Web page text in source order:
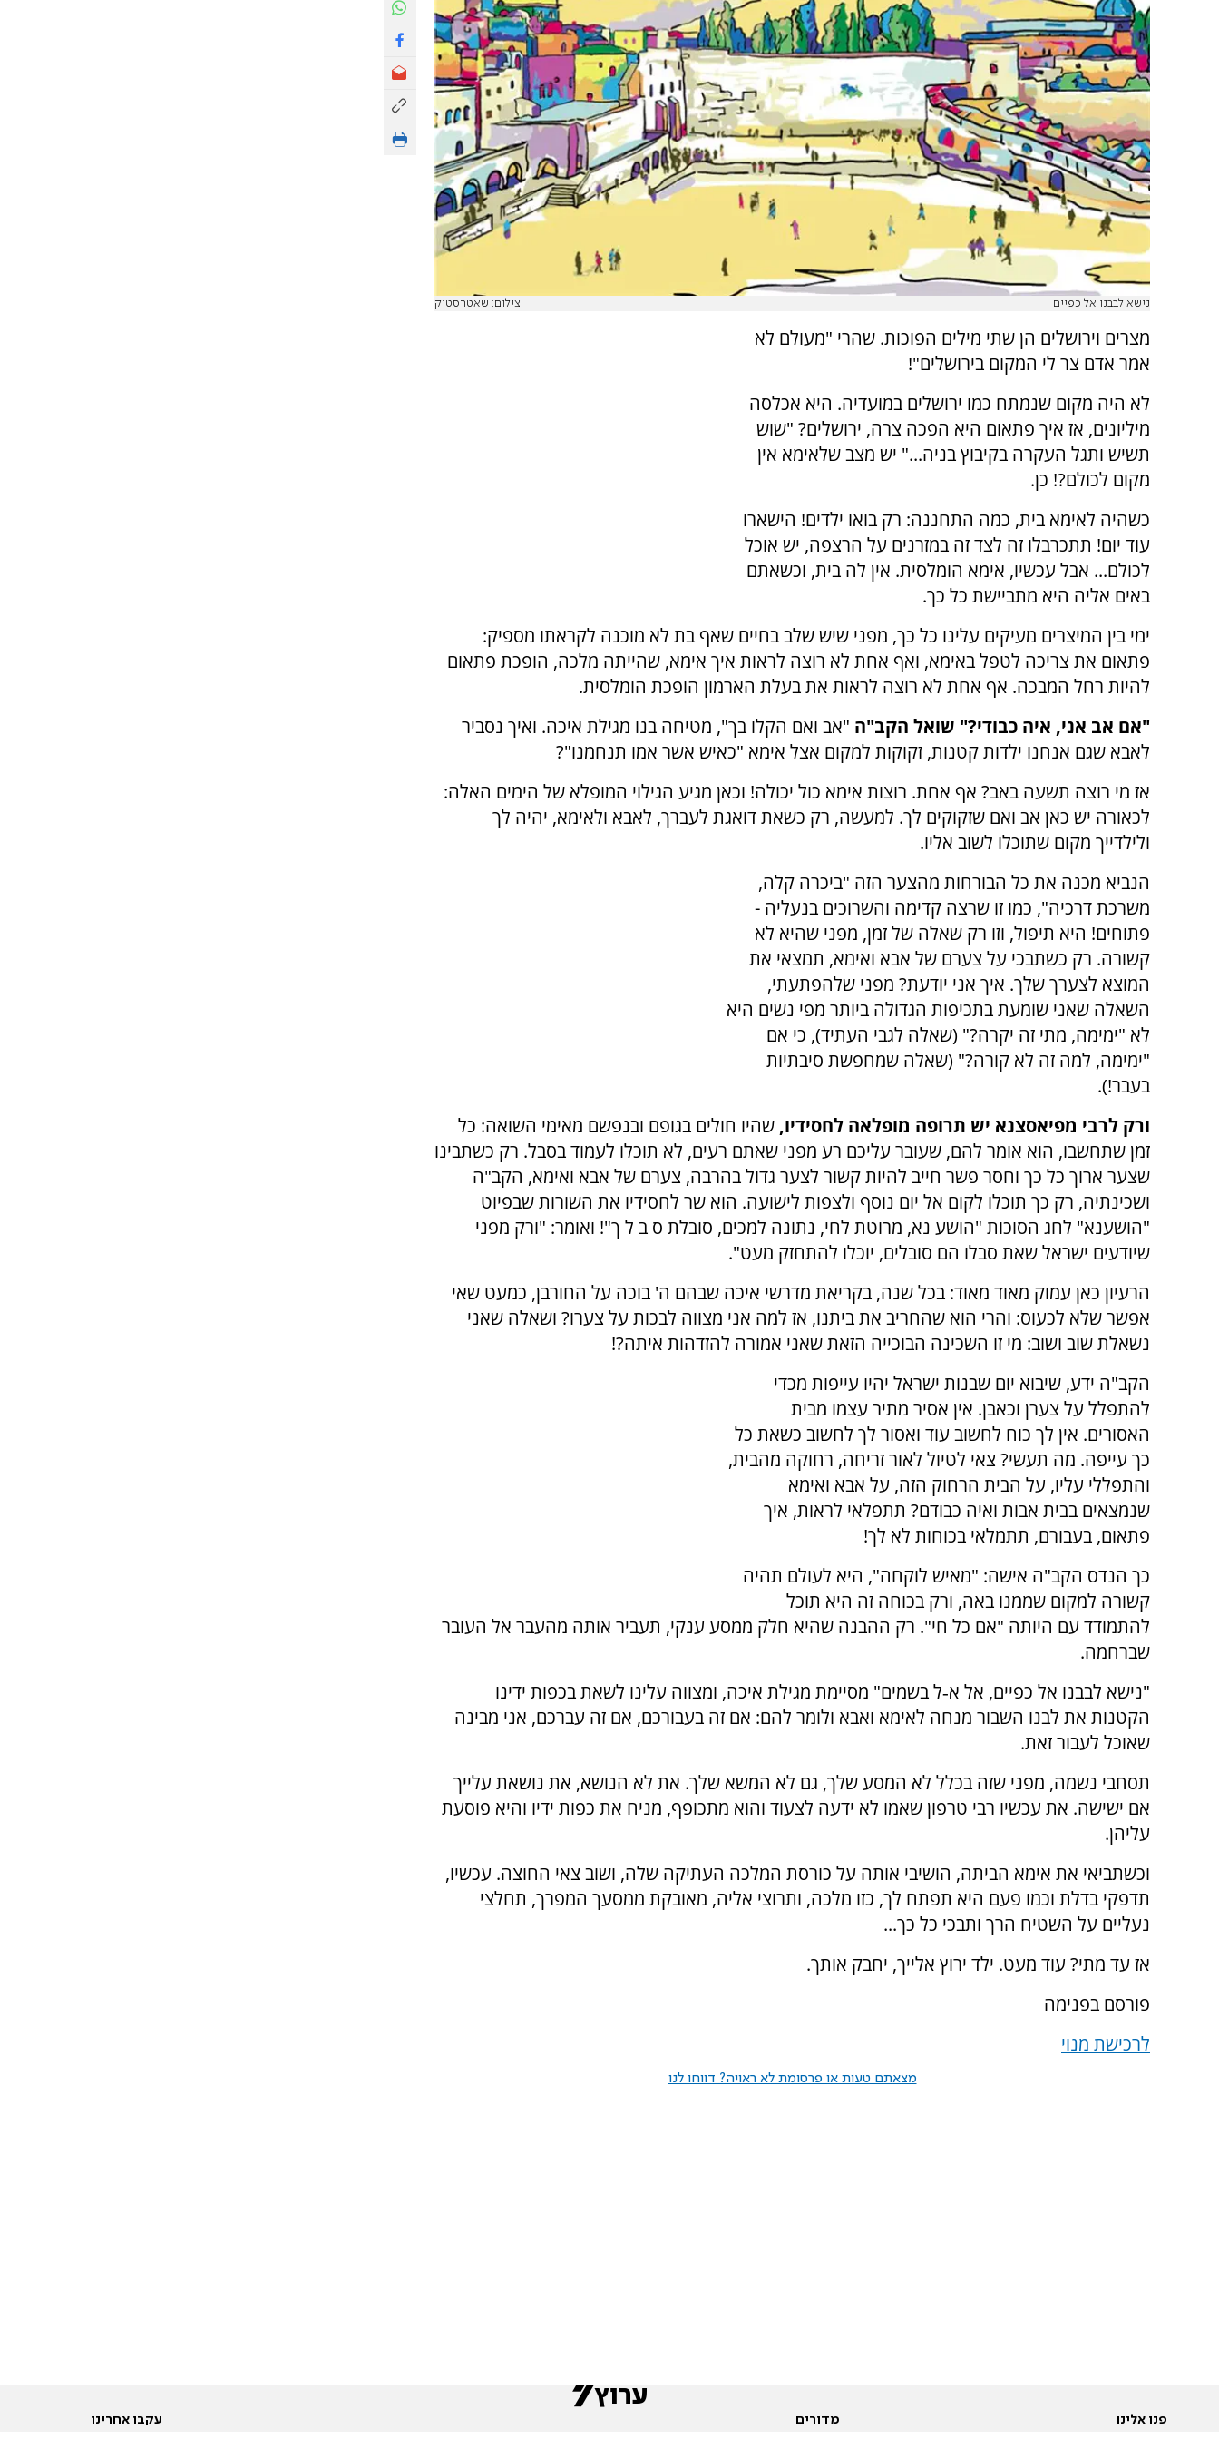
נישא לבבנו אל כפיים צילום: שאטרסטוק
מצרים וירושלים הן שתי מילים הפוכות. שהרי "מעולם לא
אמר אדם צר לי המקום בירושלים"!
לא היה מקום שנמתח כמו ירושלים במועדיה. היא אכלסה
מיליונים, אז איך פתאום היא הפכה צרה, ירושלים? "שוש
תשיש ותגל העקרה בקיבוץ בניה..." יש מצב שלאימא אין
מקום לכולם?! כן.
כשהיה לאימא בית, כמה התחננה: רק בואו ילדים! הישארו
עוד יום! תתכרבלו זה לצד זה במזרנים על הרצפה, יש אוכל
לכולם... אבל עכשיו, אימא הומלסית. אין לה בית, וכשאתם
באים אליה היא מתביישת כל כך.
ימי בין המיצרים מעיקים עלינו כל כך, מפני שיש שלב בחיים שאף בת לא מוכנה לקראתו מספיק:
פתאום את צריכה לטפל באימא, ואף אחת לא רוצה לראות איך אימא, שהייתה מלכה, הופכת פתאום
להיות רחל המבכה. אף אחת לא רוצה לראות את בעלת הארמון הופכת הומלסית.
"אם אב אני, איה כבודי?" שואל הקב"ה "אב ואם הקלו בך", מטיחה בנו מגילת איכה. ואיך נסביר
לאבא שגם אנחנו ילדות קטנות, זקוקות למקום אצל אימא "כאיש אשר אמו תנחמנו"?
אז מי רוצה תשעה באב? אף אחת. רוצות אימא כול יכולה! וכאן מגיע הגילוי המופלא של הימים האלה:
לכאורה יש כאן אב ואם שזקוקים לך. למעשה, רק כשאת דואגת לעברך, לאבא ולאימא, יהיה לך
ולילדייך מקום שתוכלו לשוב אליו.
הנביא מכנה את כל הבורחות מהצער הזה "ביכרה קלה,
משרכת דרכיה", כמו זו שרצה קדימה והשרוכים בנעליה -
פתוחים! היא תיפול, וזו רק שאלה של זמן, מפני שהיא לא
קשורה. רק כשתבכי על צערם של אבא ואימא, תמצאי את
המוצא לצערך שלך. איך אני יודעת? מפני שלהפתעתי,
השאלה שאני שומעת בתכיפות הגדולה ביותר מפי נשים היא
לא "ימימה, מתי זה יקרה?" (שאלה לגבי העתיד), כי אם
"ימימה, למה זה לא קורה?" (שאלה שמחפשת סיבתיות
בעבר!).
ורק לרבי מפיאסצנא יש תרופה מופלאה לחסידיו, שהיו חולים בגופם ובנפשם מאימי השואה: כל
זמן שתחשבו, הוא אומר להם, שעובר עליכם רע מפני שאתם רעים, לא תוכלו לעמוד בסבל. רק כשתבינו
שצער ארוך כל כך וחסר פשר חייב להיות קשור לצער גדול בהרבה, צערם של אבא ואימא, הקב"ה
ושכינתיה, רק כך תוכלו לקום אל יום נוסף ולצפות לישועה. הוא שר לחסידיו את השורות שבפיוט
"הושענא" לחג הסוכות "הושע נא, מרוטת לחי, נתונה למכים, סובלת ס ב ל ך"! ואומר: "ורק מפני
שיודעים ישראל שאת סבלו הם סובלים, יוכלו להתחזק מעט".
הרעיון כאן עמוק מאוד מאוד: בכל שנה, בקריאת מדרשי איכה שבהם ה' בוכה על החורבן, כמעט שאי
אפשר שלא לכעוס: והרי הוא שהחריב את ביתנו, אז למה אני מצווה לבכות על צערו? ושאלה שאני
נשאלת שוב ושוב: מי זו השכינה הבוכייה הזאת שאני אמורה להזדהות איתה?!
הקב"ה ידע, שיבוא יום שבנות ישראל יהיו עייפות מכדי
להתפלל על צערן וכאבן. אין אסיר מתיר עצמו מבית
האסורים. אין לך כוח לחשוב עוד ואסור לך לחשוב כשאת כל
כך עייפה. מה תעשי? צאי לטיול לאור זריחה, רחוקה מהבית,
והתפללי עליו, על הבית הרחוק הזה, על אבא ואימא
שנמצאים בבית אבות ואיה כבודם? תתפלאי לראות, איך
פתאום, בעבורם, תתמלאי בכוחות לא לך!
כך הנדס הקב"ה אישה: "מאיש לוקחה", היא לעולם תהיה
קשורה למקום שממנו באה, ורק בכוחה זה היא תוכל
להתמודד עם היותה "אם כל חי". רק ההבנה שהיא חלק ממסע ענקי, תעביר אותה מהעבר אל העובר
שברחמה.
"נישא לבבנו אל כפיים, אל א‑ל בשמים" מסיימת מגילת איכה, ומצווה עלינו לשאת בכפות ידינו
הקטנות את לבנו השבור מנחה לאימא ואבא ולומר להם: אם זה בעבורכם, אם זה עברכם, אני מבינה
שאוכל לעבור זאת.
תסחבי נשמה, מפני שזה בכלל לא המסע שלך, גם לא המשא שלך. את לא הנושא, את נושאת עלייך
אם ישישה. את עכשיו רבי טרפון שאמו לא ידעה לצעוד והוא מתכופף, מניח את כפות ידיו והיא פוסעת
עליהן.
וכשתביאי את אימא הביתה, הושיבי אותה על כורסת המלכה העתיקה שלה, ושוב צאי החוצה. עכשיו,
תדפקי בדלת וכמו פעם היא תפתח לך, כזו מלכה, ותרוצי אליה, מאובקת ממסעך המפרך, תחלצי
נעליים על השטיח הרך ותבכי כל כך...
אז עד מתי? עוד מעט. ילד ירוץ אלייך, יחבק אותך.
פורסם בפנימה
לרכישת מנוי
מצאתם טעות או פרסומת לא ראויה? דווחו לנו
פנו אלינו מדורים עקבו אחרינו